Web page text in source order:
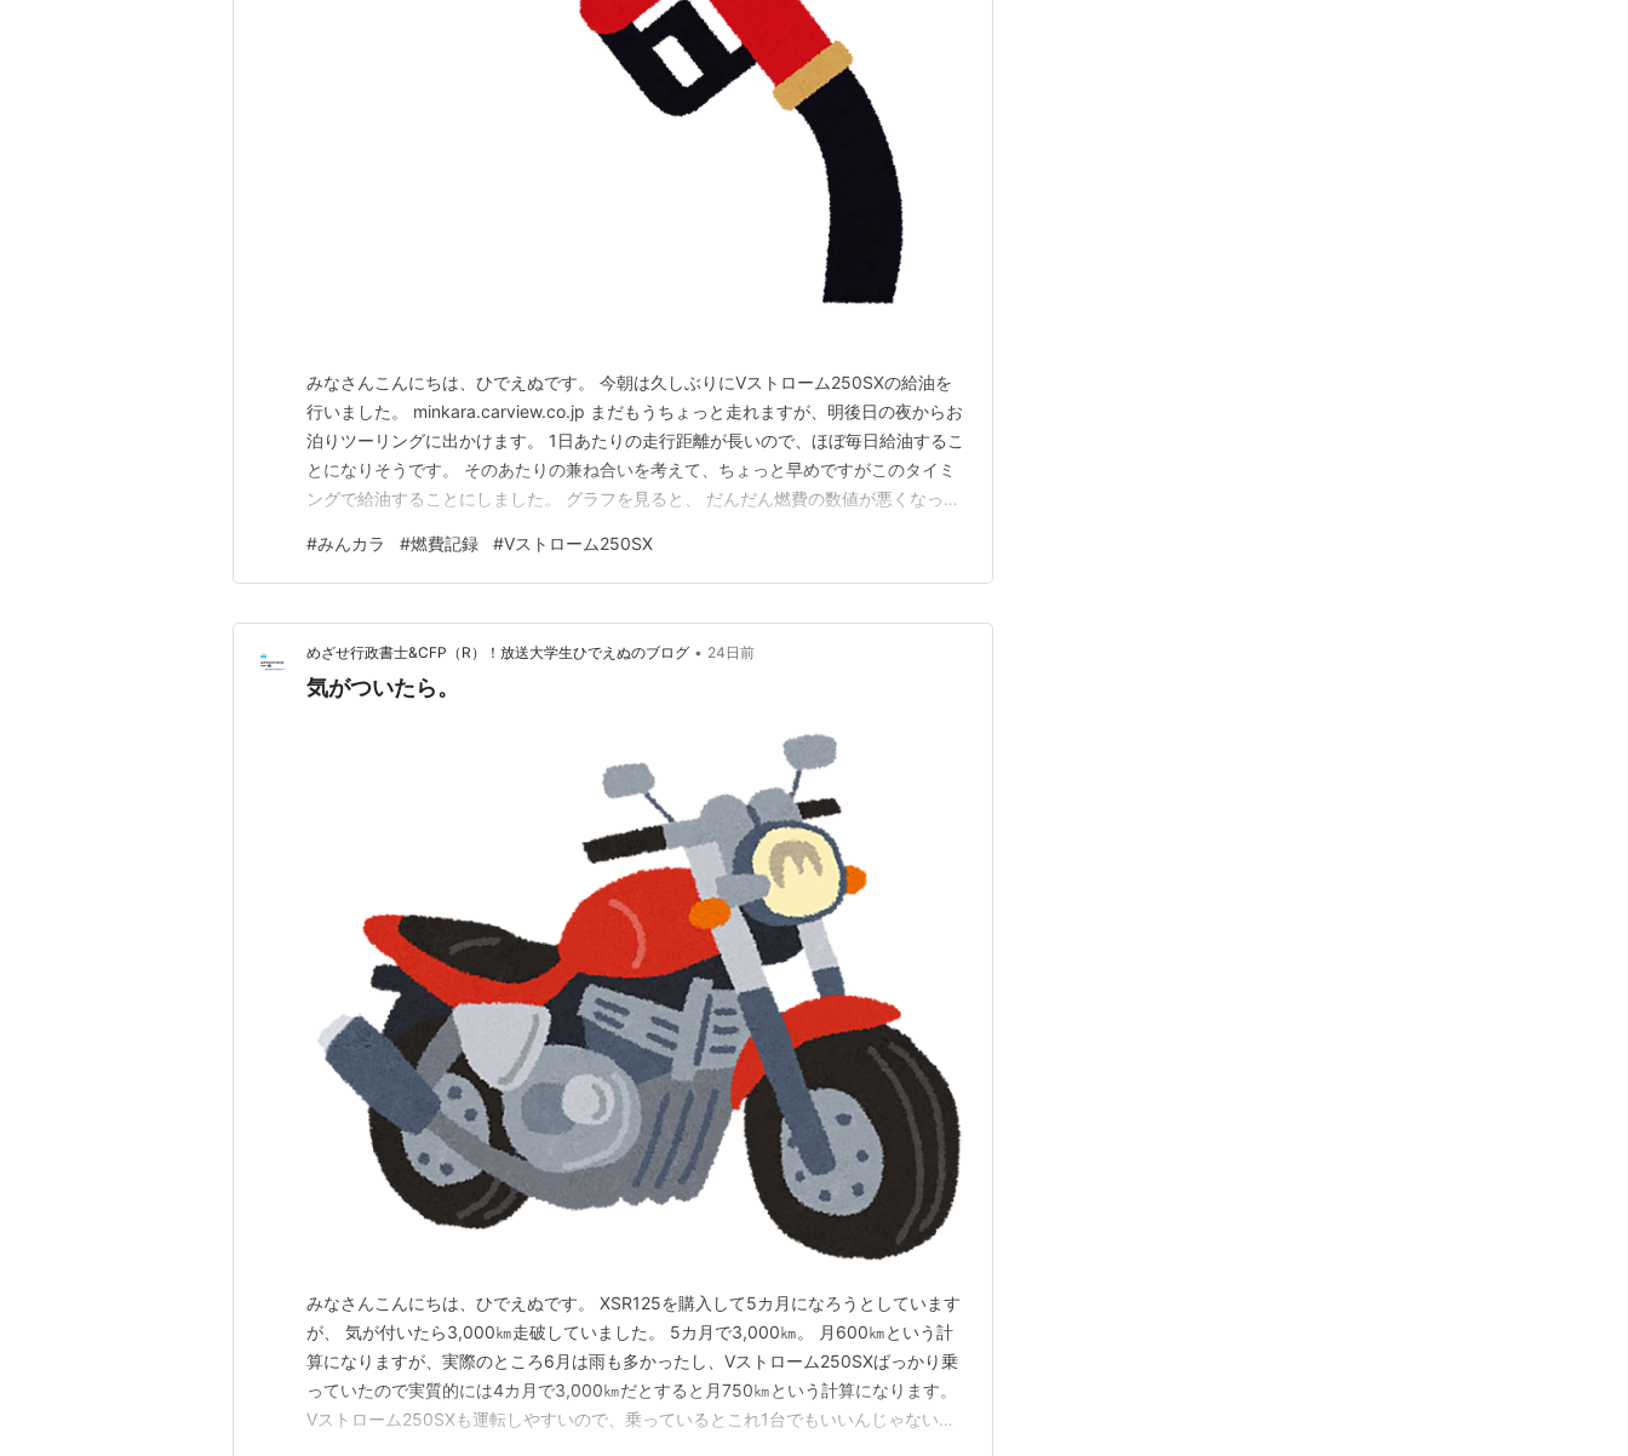
みなさんこんにちは、ひでえぬです。 今朝は久しぶりにVストローム250SXの給油を
行いました。 minkara.carview.co.jp まだもうちょっと走れますが、明後日の夜からお
泊りツーリングに出かけます。 1日あたりの走行距離が長いので、ほぼ毎日給油するこ
とになりそうです。 そのあたりの兼ね合いを考えて、ちょっと早めですがこのタイミ
ングで給油することにしました。 グラフを見ると、 だんだん燃費の数値が悪くなって
し運転で5000回転以下で走っていました。500㎞超えたあたりでもうちょっと回転数
を上げてもいい…
#みんカラ #燃費記録 #Vストローム250SX
めざせ行政書士&CFP（R）！放送大学生ひでえぬのブログ • 24日前
気がついたら。
みなさんこんにちは、ひでえぬです。 XSR125を購入して5カ月になろうとしています
が、 気が付いたら3,000㎞走破していました。 5カ月で3,000㎞。 月600㎞という計
算になりますが、実際のところ6月は雨も多かったし、Vストローム250SXばっかり乗
っていたので実質的には4カ月で3,000㎞だとすると月750㎞という計算になります。
Vストローム250SXも運転しやすいので、乗っているとこれ1台でもいいんじゃないか